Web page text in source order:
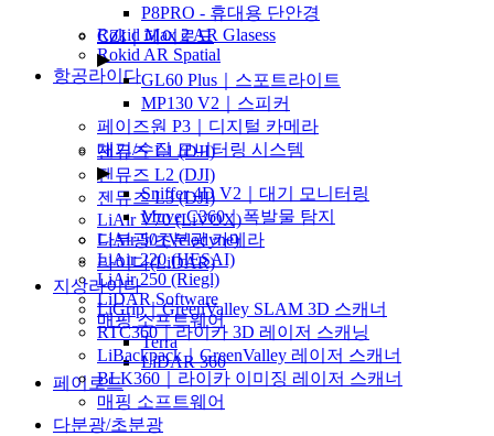
P8PRO - 휴대용 단안경
CZI｜페이로드
▶
GL60 Plus｜스포트라이트
MP130 V2｜스피커
페이즈원 P3｜디지털 카메라
대기/수질 모니터링 시스템
▶
Sniffer 4D V2｜대기 모니터링
Muve C360｜폭발물 탐지
다분광/초분광 카메라
라이다(LiDAR)
지상라이다
LiGrip｜GreenValley SLAM 3D 스캐너
RTC360｜라이카 3D 레이저 스캐닝
LiBackpack｜GreenValley 레이저 스캐너
BLK360｜라이카 이미징 레이저 스캐너
매핑 소프트웨어
다분광/초분광
Rokid Max 2 AR Glasess
Rokid AR Spatial
항공라이다
젠뮤즈 L1 (DJI)
젠뮤즈 L2 (DJI)
젠뮤즈 L3 (DJI)
LiAir V70 (LiVOX)
LiAir 50 (Velodyne)
LiAir 220 (HESAI)
LiAir 250 (Riegl)
LiDAR Software
매핑 소프트웨어
Terra
LiDAR 360
페이로드
▶